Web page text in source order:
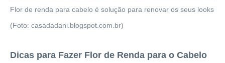
Flor de renda para cabelo é solução para renovar os seus looks
(Foto: casadadani.blogspot.com.br)
Dicas para Fazer Flor de Renda para o Cabelo